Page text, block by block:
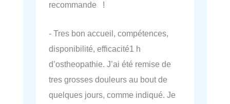
recommande !
- Tres bon accueil, compétences,
disponibilité, efficacité1 h
d’ostheopathie. J’ai été remise de
tres grosses douleurs au bout de
quelques jours, comme indiqué. Je